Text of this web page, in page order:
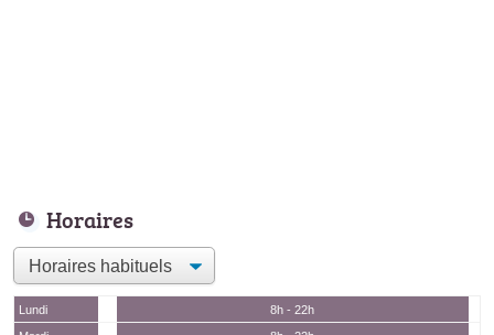
Horaires
Lundi
8h - 22h